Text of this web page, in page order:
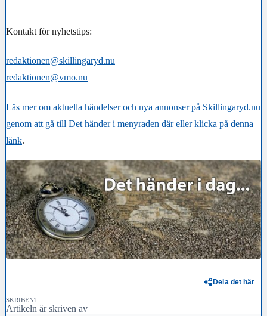
Kontakt för nyhetstips:
redaktionen@skillingaryd.nu
redaktionen@vmo.nu
Läs mer om aktuella händelser och nya annonser på Skillingaryd.nu
genom att gå till Det händer i menyraden där eller klicka på denna
länk.
Dela det här
SKRIBENT
Artikeln är skriven av